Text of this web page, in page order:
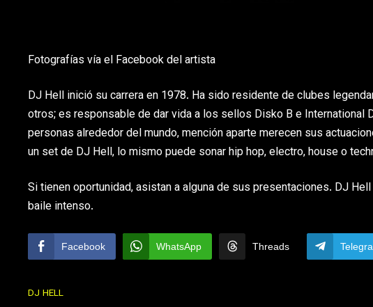
Fotografías vía el Facebook del artista
DJ Hell inició su carrera en 1978. Ha sido residente de clubes
otros; es responsable de dar vida a los sellos Disko B e International
personas alrededor del mundo, mención aparte merecen sus
un set de DJ Hell, lo mismo puede sonar hip hop, electro, house o
Si tienen oportunidad, asistan a alguna de sus presentaciones. DJ
baile intenso.
Facebook WhatsApp Threads
DJ HELL